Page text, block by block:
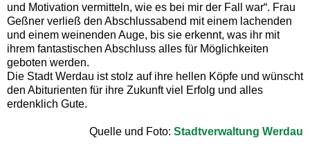
und Motivation vermitteln, wie es bei mir der Fall war“. Frau
Geßner verließ den Abschlussabend mit einem lachenden
und einem weinenden Auge, bis sie erkennt, was ihr mit
ihrem fantastischen Abschluss alles für Möglichkeiten
geboten werden.
Die Stadt Werdau ist stolz auf ihre hellen Köpfe und wünscht
den Abiturienten für ihre Zukunft viel Erfolg und alles
erdenklich Gute.
Quelle und Foto: Stadtverwaltung Werdau